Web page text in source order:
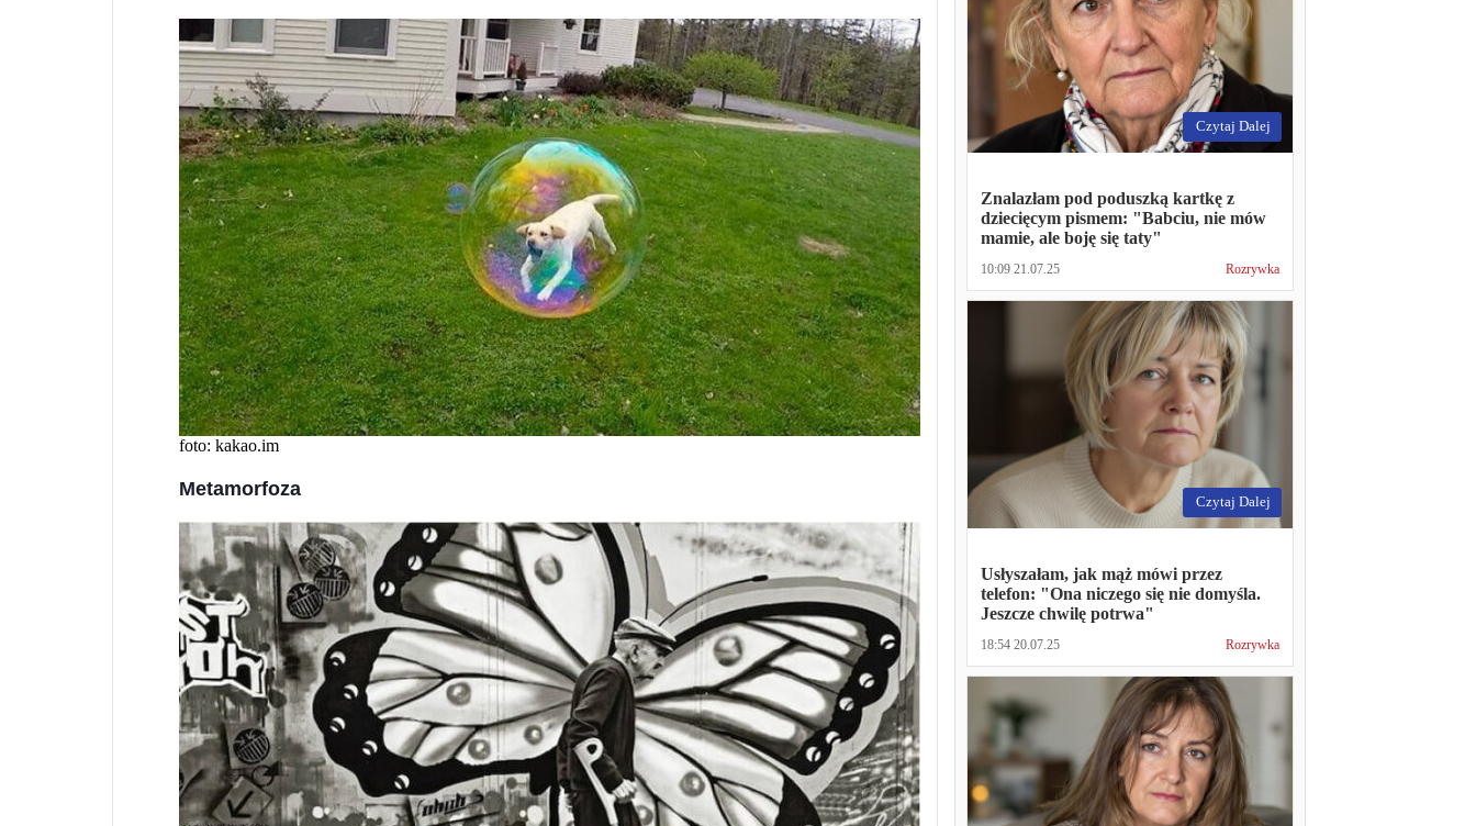
foto: kakao.im
Metamorfoza
Czytaj Dalej
Znalazłam pod poduszką kartkę z
dziecięcym pismem: "Babciu, nie mów
mamie, ale boję się taty"
10:09 21.07.25 Rozrywka
Czytaj Dalej
Usłyszałam, jak mąż mówi przez
telefon: "Ona niczego się nie domyśla.
Jeszcze chwilę potrwa"
18:54 20.07.25 Rozrywka